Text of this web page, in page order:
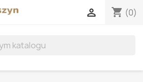
shopping_cart (0)
